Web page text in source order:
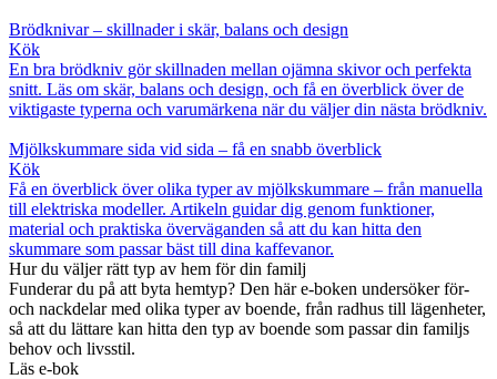
Brödknivar – skillnader i skär, balans och design
Kök
En bra brödkniv gör skillnaden mellan ojämna skivor och perfekta
snitt. Läs om skär, balans och design, och få en överblick över de
viktigaste typerna och varumärkena när du väljer din nästa brödkniv.
Mjölkskummare sida vid sida – få en snabb överblick
Kök
Få en överblick över olika typer av mjölkskummare – från manuella
till elektriska modeller. Artikeln guidar dig genom funktioner,
material och praktiska överväganden så att du kan hitta den
skummare som passar bäst till dina kaffevanor.
Hur du väljer rätt typ av hem för din familj
Funderar du på att byta hemtyp? Den här e-boken undersöker för-
och nackdelar med olika typer av boende, från radhus till lägenheter,
så att du lättare kan hitta den typ av boende som passar din familjs
behov och livsstil.
Läs e-bok